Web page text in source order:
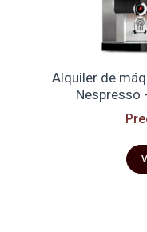
Alquiler de
Nespresso